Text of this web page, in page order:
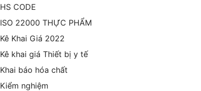
HS CODE
ISO 22000 THỰC PHẨM
Kê Khai Giá 2022
Kê khai giá Thiết bị y tế
Khai báo hóa chất
Kiểm nghiệm